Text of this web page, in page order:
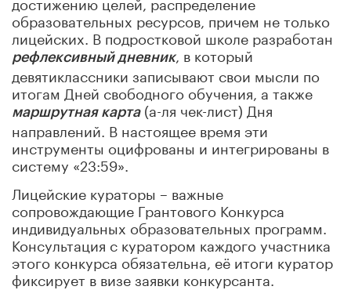
образовательных ресурсов, причем не только
лицейских. В подростковой школе разработан
рефлексивный дневник, в который
девятиклассники записывают свои мысли по
итогам Дней свободного обучения, а также
маршрутная карта(а-ля чек-лист) Дня
направлений. В настоящее время эти
инструменты оцифрованы и интегрированы в
систему «23:59».
Лицейские кураторы – важные
сопровождающие Грантового Конкурса
индивидуальных образовательных программ.
Консультация с куратором каждого участника
этого конкурса обязательна, её итоги куратор
фиксирует в визе заявки конкурсанта.